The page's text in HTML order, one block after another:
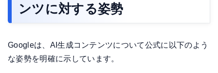
ンツに対する姿勢
Googleは、AI生成コンテンツについて公式に以下のよう
な姿勢を明確に示しています。